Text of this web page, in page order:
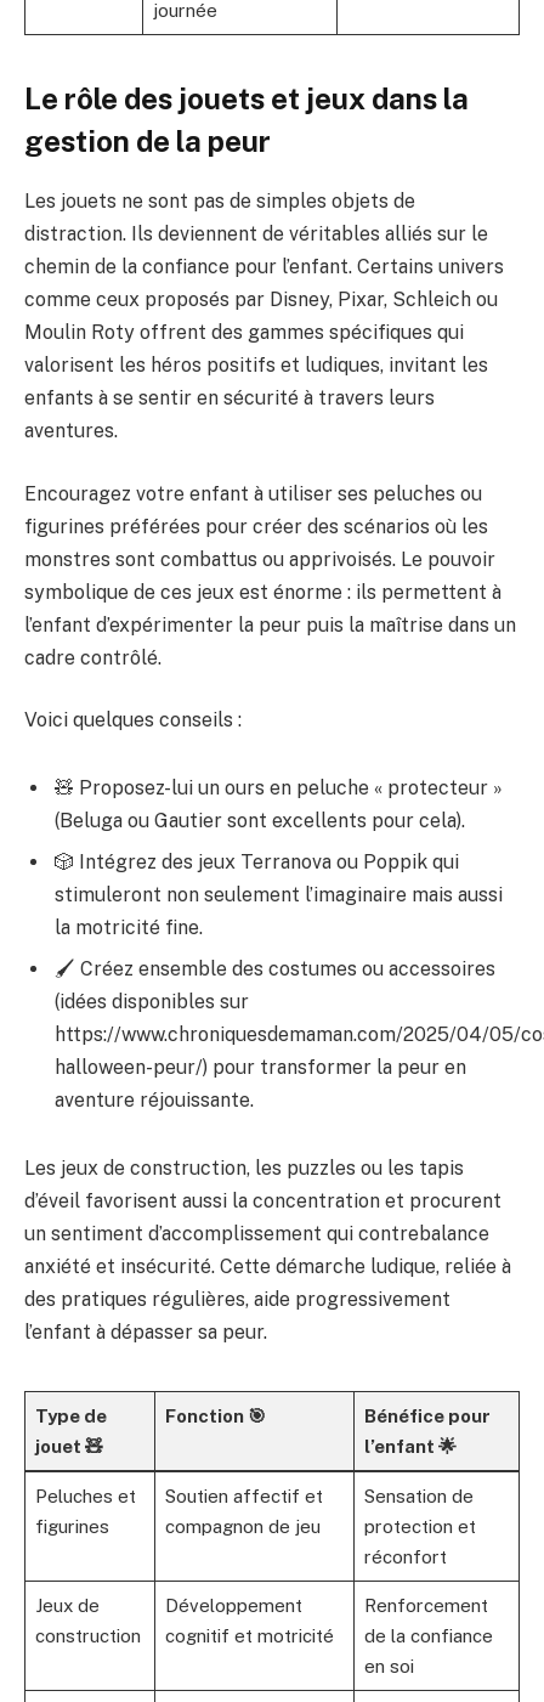
journée
Le rôle des jouets et jeux dans la
gestion de la peur
Les jouets ne sont pas de simples objets de
distraction. Ils deviennent de véritables alliés sur le
chemin de la confiance pour l’enfant. Certains univers
comme ceux proposés par Disney, Pixar, Schleich ou
Moulin Roty offrent des gammes spécifiques qui
valorisent les héros positifs et ludiques, invitant les
enfants à se sentir en sécurité à travers leurs
aventures.
Encouragez votre enfant à utiliser ses peluches ou
figurines préférées pour créer des scénarios où les
monstres sont combattus ou apprivoisés. Le pouvoir
symbolique de ces jeux est énorme : ils permettent à
l’enfant d’expérimenter la peur puis la maîtrise dans un
cadre contrôlé.
Voici quelques conseils :
🧸 Proposez-lui un ours en peluche « protecteur »
(Beluga ou Gautier sont excellents pour cela).
🎲 Intégrez des jeux Terranova ou Poppik qui
stimuleront non seulement l’imaginaire mais aussi
la motricité fine.
🖌️ Créez ensemble des costumes ou accessoires
(idées disponibles sur
https://www.chroniquesdemaman.com/2025/04/05/
halloween-peur/) pour transformer la peur en
aventure réjouissante.
Les jeux de construction, les puzzles ou les tapis
d’éveil favorisent aussi la concentration et procurent
un sentiment d’accomplissement qui contrebalance
anxiété et insécurité. Cette démarche ludique, reliée à
des pratiques régulières, aide progressivement
l’enfant à dépasser sa peur.
Type de
jouet 🧸
Fonction 🎯
Bénéfice pour
l’enfant 🌟
Peluches et
figurines
Soutien affectif et
compagnon de jeu
Sensation de
protection et
réconfort
Jeux de
construction
Développement
cognitif et motricité
Renforcement
de la confiance
en soi